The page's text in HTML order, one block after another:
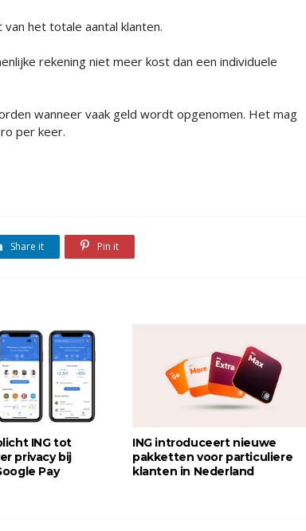
het totale aantal klanten.
rekening niet meer kost dan een individuele
wanneer vaak geld wordt opgenomen. Het mag
per keer.
Share it Pin it
ING tot
privacy bij
Pay
ING introduceert nieuwe
pakketten voor particuliere
klanten in Nederland